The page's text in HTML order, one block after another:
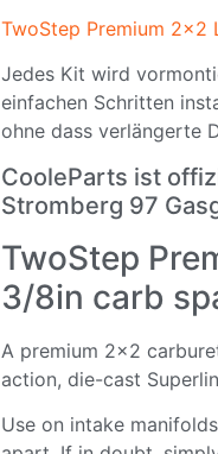
TwoStep Premium 2×2
Jedes Kit wird
einfachen Schritten
ohne dass verlängerte
CooleParts ist
Stromberg 97
TwoStep
3/8in carb
A premium 2×2
action, die-cast
Use on intake